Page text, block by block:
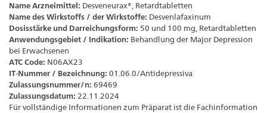
Name Arzneimittel: Desveneurax®, Retardtabletten
Name des Wirkstoffs / der Wirkstoffe: Desvenlafaxinum
Dosisstärke und Darreichungsform: 50 und 100 mg, Retardtabletten
Anwendungsgebiet / Indikation: Behandlung der Major Depression
bei Erwachsenen
ATC Code: N06AX23
IT-Nummer / Bezeichnung: 01.06.0/Antidepressiva
Zulassungsnummer/n: 69469
Zulassungsdatum: 22.11.2024
Für vollständige Informationen zum Präparat ist die Fachinformation